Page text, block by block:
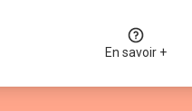
En savoir +